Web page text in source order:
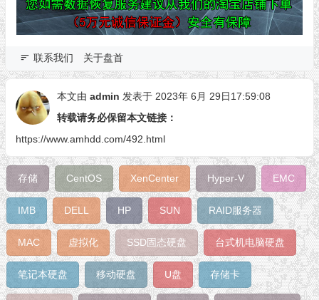
联系我们 关于盘首
本文由 admin 发表于 2023年 6月 29日17:59:08
转载请务必保留本文链接：
https://www.amhdd.com/492.html
存储 CentOS XenCenter Hyper-V EMC
IMB DELL HP SUN RAID服务器
MAC 虚拟化 SSD固态硬盘 台式机电脑硬盘
笔记本硬盘 移动硬盘 U盘 存储卡